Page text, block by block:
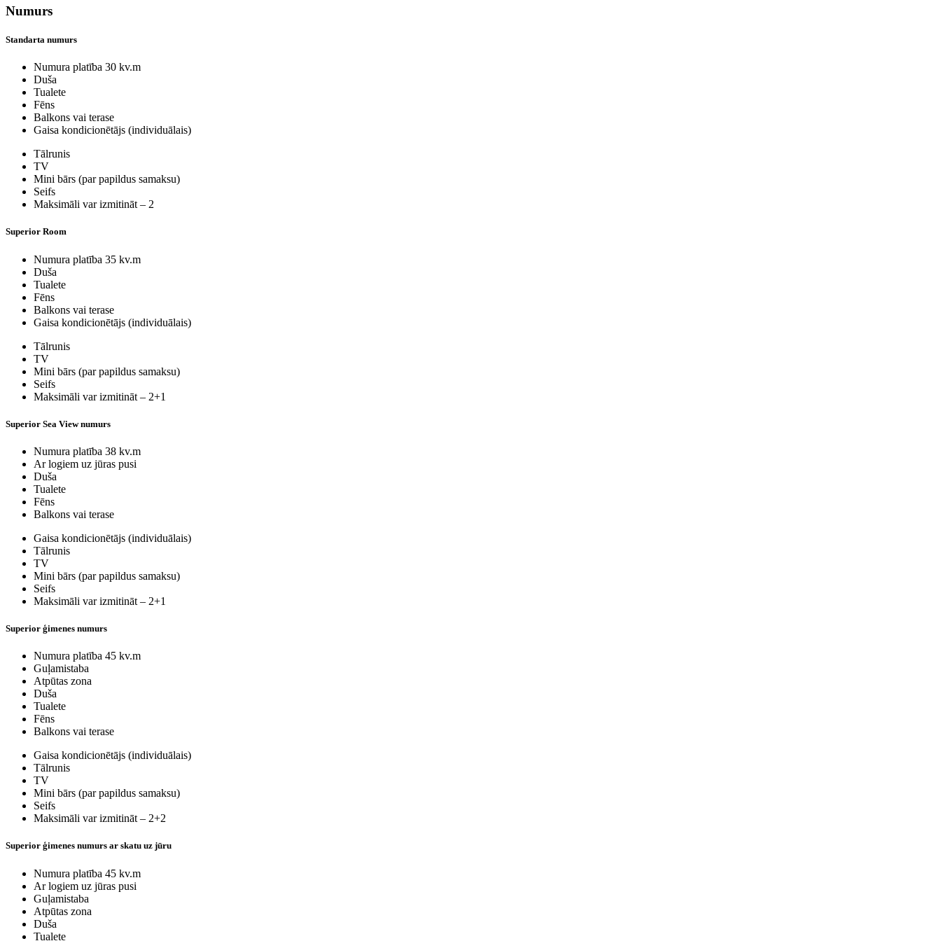
Numurs
Standarta numurs
Numura platība 30 kv.m
Duša
Tualete
Fēns
Balkons vai terase
Gaisa kondicionētājs (individuālais)
Tālrunis
TV
Mini bārs (par papildus samaksu)
Seifs
Maksimāli var izmitināt – 2
Superior Room
Numura platība 35 kv.m
Duša
Tualete
Fēns
Balkons vai terase
Gaisa kondicionētājs (individuālais)
Tālrunis
TV
Mini bārs (par papildus samaksu)
Seifs
Maksimāli var izmitināt – 2+1
Superior Sea View numurs
Numura platība 38 kv.m
Ar logiem uz jūras pusi
Duša
Tualete
Fēns
Balkons vai terase
Gaisa kondicionētājs (individuālais)
Tālrunis
TV
Mini bārs (par papildus samaksu)
Seifs
Maksimāli var izmitināt – 2+1
Superior ģimenes numurs
Numura platība 45 kv.m
Guļamistaba
Atpūtas zona
Duša
Tualete
Fēns
Balkons vai terase
Gaisa kondicionētājs (individuālais)
Tālrunis
TV
Mini bārs (par papildus samaksu)
Seifs
Maksimāli var izmitināt – 2+2
Superior ģimenes numurs ar skatu uz jūru
Numura platība 45 kv.m
Ar logiem uz jūras pusi
Guļamistaba
Atpūtas zona
Duša
Tualete